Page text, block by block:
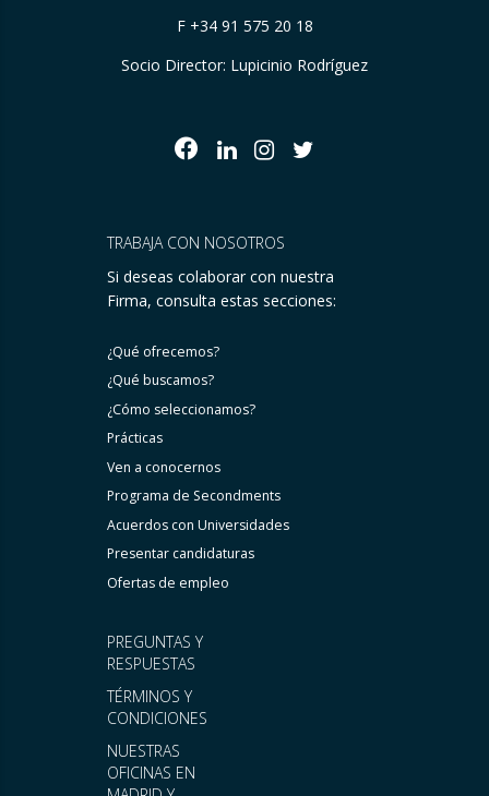
F +34 91 575 20 18
Socio Director: Lupicinio Rodríguez
PREGUNTAS Y
RESPUESTAS
TÉRMINOS Y
CONDICIONES
NUESTRAS
OFICINAS EN
TRABAJA CON NOSOTROS
Si deseas colaborar con nuestra
Firma, consulta estas secciones:
¿Qué ofrecemos?
¿Qué buscamos?
¿Cómo seleccionamos?
Prácticas
Ven a conocernos
Programa de Secondments
Acuerdos con Universidades
Presentar candidaturas
Ofertas de empleo